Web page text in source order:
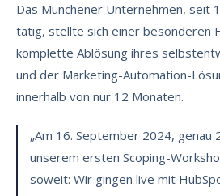
Das Münchener Unternehmen, seit
tätig, stellte sich einer besonderen
komplette Ablösung ihres
und der Marketing-Automation-
innerhalb von nur 12 Monaten.
„Am 16. September 2024, genau
unserem ersten Scoping-
soweit: Wir gingen live mit